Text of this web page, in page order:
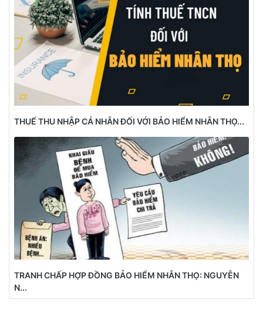
THUẾ THU NHẬP CÁ NHÂN ĐỐI VỚI BẢO HIỂM NHÂN THỌ...
TRANH CHẤP HỢP ĐỒNG BẢO HIỂM NHÂN THỌ: NGUYÊN
N...